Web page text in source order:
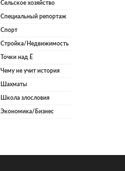
Сельское хозяйство
Специальный репортаж
Спорт
Стройка/Недвижимость
Точки над Ё
Чему не учит история
Шахматы
Школа злословия
Экономика/Бизнес